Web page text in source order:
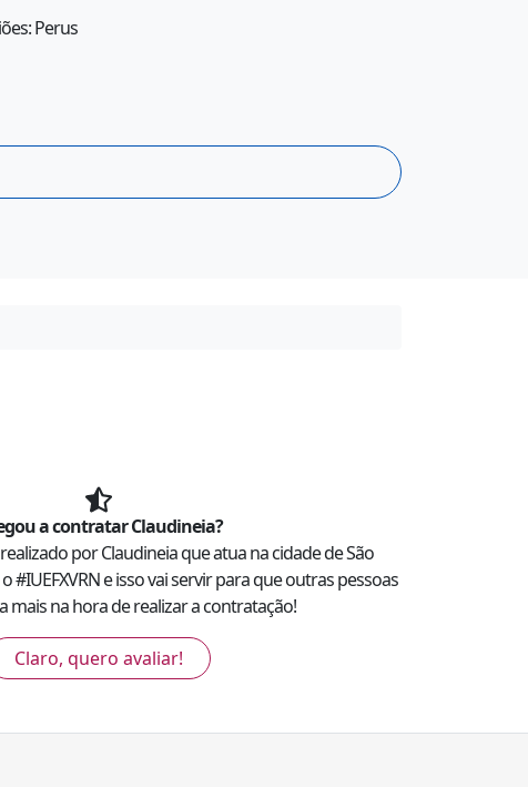
Perus
a contratarClaudineia?
porClaudineiaque atua na cidade deSão
#IUEFXVRNe isso vai servir para que outras pessoas
mais na hora de realizar a contratação!
Claro, quero avaliar!